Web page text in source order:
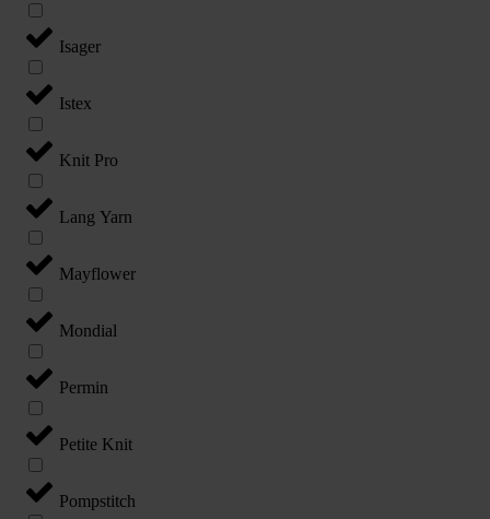
Isager
Istex
Knit Pro
Lang Yarn
Mayflower
Mondial
Permin
Petite Knit
Pompstitch